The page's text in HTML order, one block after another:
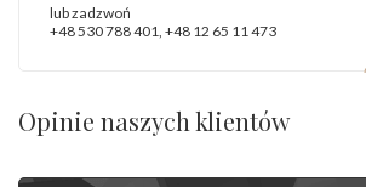
lub zadzwoń
+48 530 788 401 +48 12 65 11 473
Opinie naszych klientów